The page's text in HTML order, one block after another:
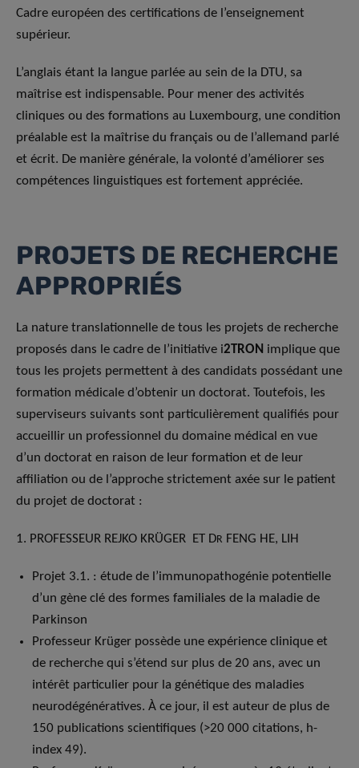
Cadre européen des certifications de l’enseignement
supérieur.
L’anglais étant la langue parlée au sein de la DTU, sa
maîtrise est indispensable. Pour mener des activités
cliniques ou des formations au Luxembourg, une condition
préalable est la maîtrise du français ou de l’allemand parlé
et écrit. De manière générale, la volonté d’améliorer ses
compétences linguistiques est fortement appréciée.
PROJETS DE RECHERCHE
APPROPRIÉS
La nature translationnelle de tous les projets de recherche
proposés dans le cadre de l’initiative i2TRON implique que
tous les projets permettent à des candidats possédant une
formation médicale d’obtenir un doctorat. Toutefois, les
superviseurs suivants sont particulièrement qualifiés pour
accueillir un professionnel du domaine médical en vue
d’un doctorat en raison de leur formation et de leur
affiliation ou de l’approche strictement axée sur le patient
du projet de doctorat :
1. PROFESSEUR REJKO KRÜGER ET DR FENG HE, LIH
Projet 3.1. : étude de l’immunopathogénie potentielle
d’un gène clé des formes familiales de la maladie de
Parkinson
Professeur Krüger possède une expérience clinique et
de recherche qui s’étend sur plus de 20 ans, avec un
intérêt particulier pour la génétique des maladies
neurodégénératives. À ce jour, il est auteur de plus de
150 publications scientifiques (>20 000 citations, h-
index 49).